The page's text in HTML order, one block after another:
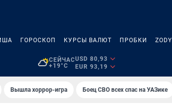
ГОРОСКОП КУРСЫ ВАЛЮТ ПРОБКИ ZODY
СЕЙЧАС
+19°C
USD 80,93
EUR 93,19
Вышла хоррор-игра Боец СВО всех спас на УАЗике